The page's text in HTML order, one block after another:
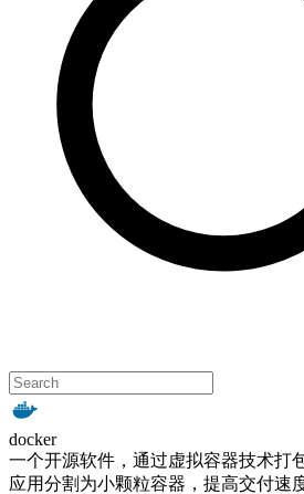
docker
一个开源软件，通过虚拟容器技术打
应用分割为小颗粒容器，提高交付速